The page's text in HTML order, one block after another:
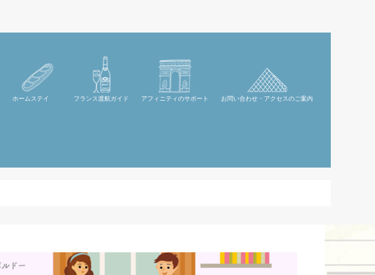
ホームステイ フランス渡航ガイド アフィニティのサポート お問い合わせ・アクセスのご案内